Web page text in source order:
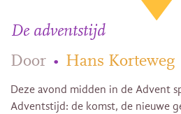
De adventstijd
Door • Hans Korteweg
Deze avond midden in de Advent
Adventstijd: de komst, de nieuwe